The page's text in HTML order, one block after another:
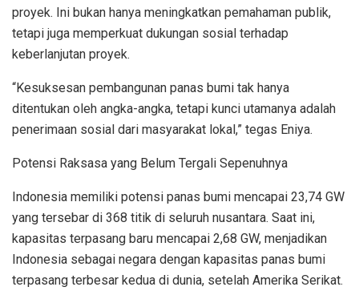
proyek. Ini bukan hanya meningkatkan pemahaman publik,
tetapi juga memperkuat dukungan sosial terhadap
keberlanjutan proyek.
“Kesuksesan pembangunan panas bumi tak hanya
ditentukan oleh angka-angka, tetapi kunci utamanya adalah
penerimaan sosial dari masyarakat lokal,” tegas Eniya.
Potensi Raksasa yang Belum Tergali Sepenuhnya
Indonesia memiliki potensi panas bumi mencapai 23,74 GW
yang tersebar di 368 titik di seluruh nusantara. Saat ini,
kapasitas terpasang baru mencapai 2,68 GW, menjadikan
Indonesia sebagai negara dengan kapasitas panas bumi
terpasang terbesar kedua di dunia, setelah Amerika Serikat.